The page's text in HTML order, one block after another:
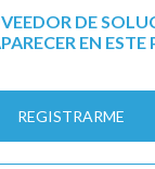
DE
EN ESTE
REGISTRARME